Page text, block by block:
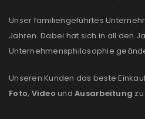
Unser familiengeführtes
Jahren. Dabei hat sich in all den
Unternehmensphilosophie
Unseren Kunden das beste
Foto, Video und Ausarbeitung